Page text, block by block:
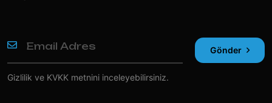
Gönder
Gizlilik ve KVKK metnini inceleyebilirsiniz.